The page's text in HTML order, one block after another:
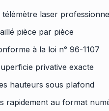
télémètre laser
pièce par pièce
à la loi n° 96-1107
privative exacte
hauteurs sous plafond
rapidement au format